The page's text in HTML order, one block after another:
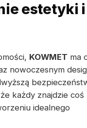
estetyki i
KOWMET ma
nowoczesnym
każdy znajdzie coś
idealnego